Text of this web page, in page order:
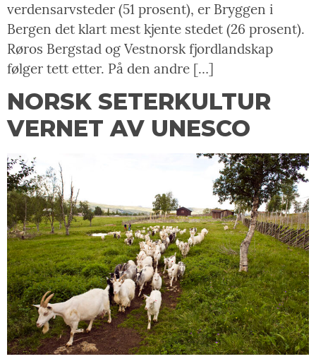
verdensarvsteder (51 prosent), er Bryggen i
Bergen det klart mest kjente stedet (26 prosent).
Røros Bergstad og Vestnorsk fjordlandskap
følger tett etter. På den andre […]
NORSK SETERKULTUR
VERNET AV UNESCO